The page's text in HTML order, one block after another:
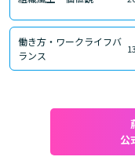
働き方・ワークライフバ
ランス
公